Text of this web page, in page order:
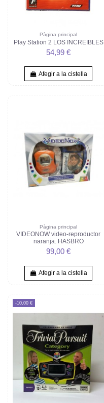
Pàgina principal
Play Station 2 LOS INCREIBLES
54,99 €
Afegir a la cistella
Pàgina principal
VIDEONOW video-reproductor
naranja. HASBRO
99,00 €
Afegir a la cistella
-10,00 €